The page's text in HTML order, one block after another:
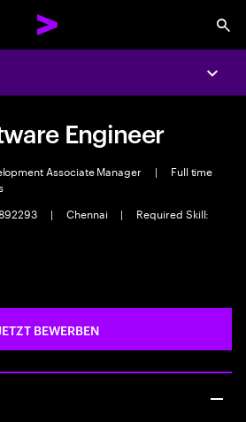
Engineer
Associate Manager |
Full time
| Chennai |
Required Skill:
JETZT BEWERBEN